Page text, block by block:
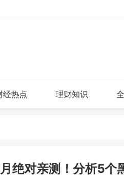
经热点 理财知识
绝对亲测！分析5个